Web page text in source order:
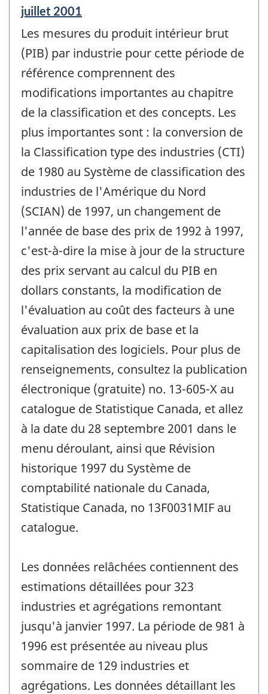
Période
référence
de
changement
-
juillet 2001
Les mesures du produit intérieur brut
(PIB) par industrie pour cette période de
référence comprennent des
modifications importantes au chapitre
de la classification et des concepts. Les
plus importantes sont : la conversion de
la Classification type des industries (CTI)
de 1980 au Système de classification des
industries de l'Amérique du Nord
(SCIAN) de 1997, un changement de
l'année de base des prix de 1992 à 1997,
c'est-à-dire la mise à jour de la structure
des prix servant au calcul du PIB en
dollars constants, la modification de
l'évaluation au coût des facteurs à une
évaluation aux prix de base et la
capitalisation des logiciels. Pour plus de
renseignements, consultez la publication
électronique (gratuite) no. 13-605-X au
catalogue de Statistique Canada, et allez
à la date du 28 septembre 2001 dans le
menu déroulant, ainsi que Révision
historique 1997 du Système de
comptabilité nationale du Canada,
Statistique Canada, no 13F0031MIF au
catalogue.
Les données relâchées contiennent des
estimations détaillées pour 323
industries et agrégations remontant
jusqu'à janvier 1997. La période de 981 à
1996 est présentée au niveau plus
sommaire de 129 industries et
agrégations. Les données détaillant les